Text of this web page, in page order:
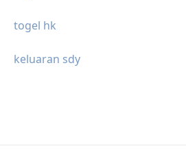
togel hk
keluaran sdy